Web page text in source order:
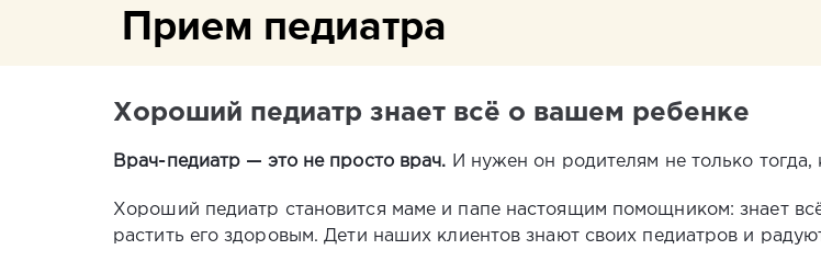
Прием педиатра
Хороший педиатр знает всё о вашем ребенке
Врач-педиатр — это не просто врач. И нужен он родителям не только тогда,
Хороший педиатр становится маме и папе настоящим помощником: знает
растить его здоровым. Дети наших клиентов знают своих педиатров и